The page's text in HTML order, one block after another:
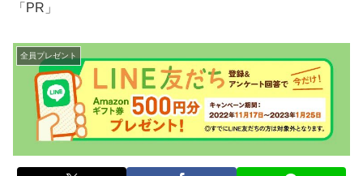
「PR」
全員プレゼント